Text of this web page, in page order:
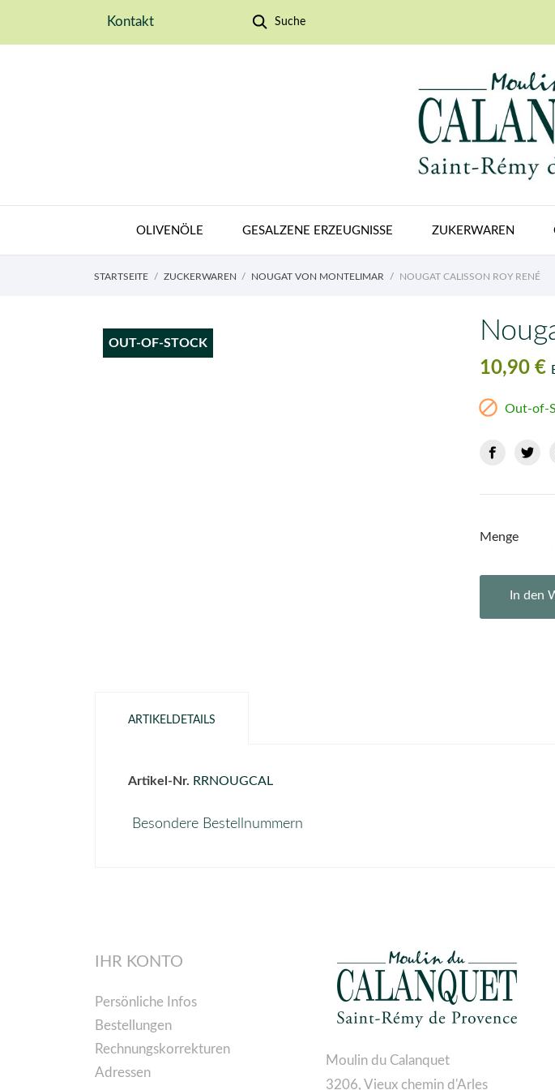
Kontakt Suche
OLIVENÖLE GESALZENE ERZEUGNISSE ZUKERWAREN
STARTSEITE ZUCKERWAREN NOUGAT VON MONTELIMAR NOUGAT CALISSON ROY RENÉ
OUT-OF-STOCK
10,90 €
 Out-of-
Menge
In den
ARTIKELDETAILS
Artikel-Nr. RRNOUGCAL
Besondere Bestellnummern
IHR KONTO
Persönliche Infos
Bestellungen
Rechnungskorrekturen
Adressen
Moulin du Calanquet
3206, Vieux chemin d'Arles